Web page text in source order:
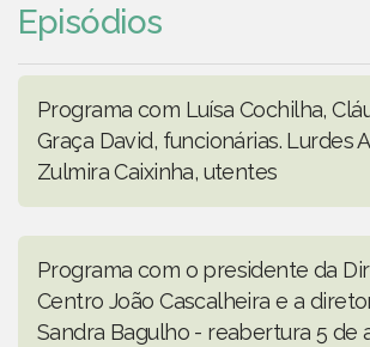
Episódios
Programa com Luísa Cochilha,
Graça David, funcionárias. Lurdes
Zulmira Caixinha, utentes
Programa com o presidente da
Centro João Cascalheira e a
Sandra Bagulho - reabertura 5 de